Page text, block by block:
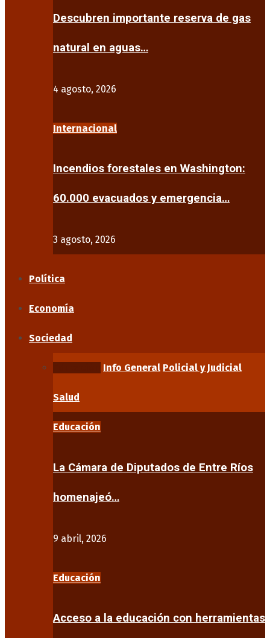
Descubren importante reserva de gas
natural en aguas…
4 agosto, 2026
Internacional
Incendios forestales en Washington:
60.000 evacuados y emergencia…
3 agosto, 2026
Política
Economía
Sociedad
Info General Policial y Judicial
Salud
Educación
La Cámara de Diputados de Entre Ríos
homenajeó…
9 abril, 2026
Educación
Acceso a la educación con herramientas